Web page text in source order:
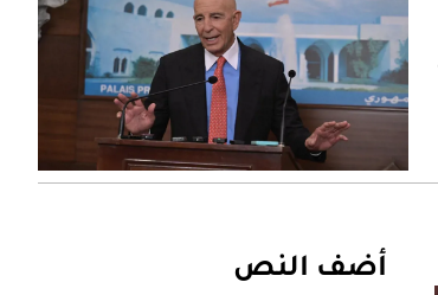
أضف النص